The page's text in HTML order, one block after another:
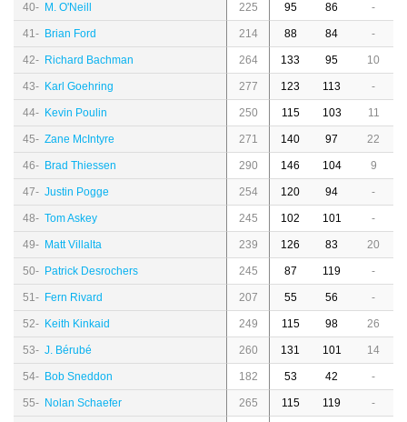
40- M. O'Neill 225 95 86 -
41- Brian Ford 214 88 84 -
42- Richard Bachman 264 133 95 10
43- Karl Goehring 277 123 113 -
44- Kevin Poulin 250 115 103 11
45- Zane McIntyre 271 140 97 22
46- Brad Thiessen 290 146 104 9
47- Justin Pogge 254 120 94 -
48- Tom Askey 245 102 101 -
49- Matt Villalta 239 126 83 20
50- Patrick Desrochers 245 87 119 -
51- Fern Rivard 207 55 56 -
52- Keith Kinkaid 249 115 98 26
53- J. Bérubé 260 131 101 14
54- Bob Sneddon 182 53 42 -
55- Nolan Schaefer 265 115 119 -